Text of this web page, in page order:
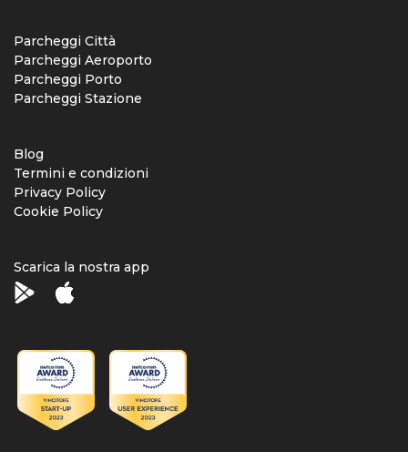
Parcheggi Città
Parcheggi Aeroporto
Parcheggi Porto
Parcheggi Stazione
Blog
Termini e condizioni
Privacy Policy
Cookie Policy
Scarica la nostra app